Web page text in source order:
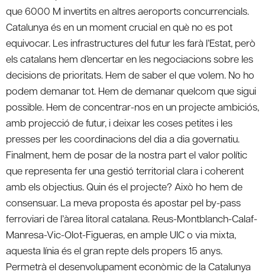
que 6000 M invertits en altres aeroports concurrencials.
Catalunya és en un moment crucial en què no es pot
equivocar. Les infrastructures del futur les farà l’Estat, però
els catalans hem d’encertar en les negociacions sobre les
decisions de prioritats. Hem de saber el que volem. No ho
podem demanar tot. Hem de demanar quelcom que sigui
possible. Hem de concentrar-nos en un projecte ambiciós,
amb projecció de futur, i deixar les coses petites i les
presses per les coordinacions del dia a dia governatiu.
Finalment, hem de posar de la nostra part el valor polític
que representa fer una gestió territorial clara i coherent
amb els objectius. Quin és el projecte? Això ho hem de
consensuar. La meva proposta és apostar pel by-pass
ferroviari de l’àrea litoral catalana. Reus-Montblanch-Calaf-
Manresa-Vic-Olot-Figueras, en ample UIC o via mixta,
aquesta línia és el gran repte dels propers 15 anys.
Permetrà el desenvolupament econòmic de la Catalunya